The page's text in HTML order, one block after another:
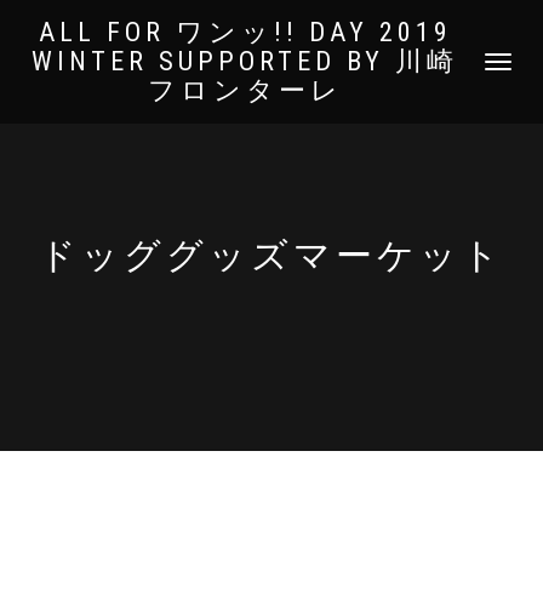
ALL FOR ワンッ!! DAY 2019
WINTER SUPPORTED BY 川崎
フロンターレ
ナ
ドッググッズマーケット